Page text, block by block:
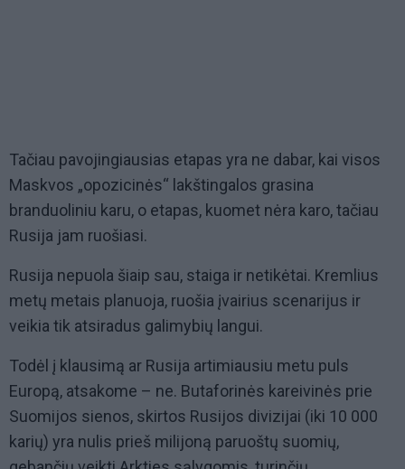
Tačiau pavojingiausias etapas yra ne dabar, kai visos
Maskvos „opozicinės“ lakštingalos grasina
branduoliniu karu, o etapas, kuomet nėra karo, tačiau
Rusija jam ruošiasi.
Rusija nepuola šiaip sau, staiga ir netikėtai. Kremlius
metų metais planuoja, ruošia įvairius scenarijus ir
veikia tik atsiradus galimybių langui.
Todėl į klausimą ar Rusija artimiausiu metu puls
Europą, atsakome – ne. Butaforinės kareivinės prie
Suomijos sienos, skirtos Rusijos divizijai (iki 10 000
karių) yra nulis prieš milijoną paruoštų suomių,